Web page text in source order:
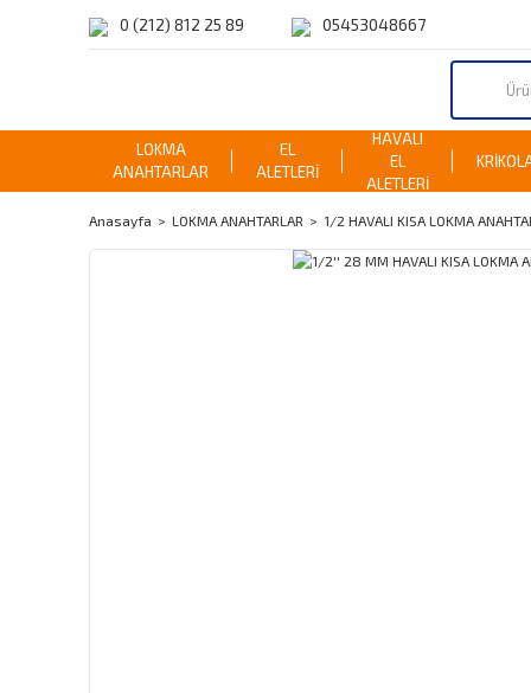
0 (212) 812 25 89 05453048667
LOKMA
ANAHTARLAR
EL
ALETLERİ
HAVALI
EL
ALETLERİ
Anasayfa LOKMA ANAHTARLAR 1/2 HAVALI KISA LOKMA